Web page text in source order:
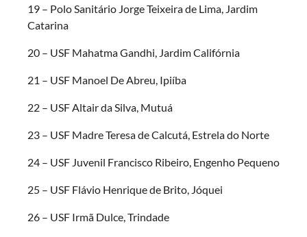
19 – Polo Sanitário Jorge Teixeira de Lima, Jardim
Catarina
20 – USF Mahatma Gandhi, Jardim Califórnia
21 – USF Manoel De Abreu, Ipiíba
22 – USF Altair da Silva, Mutuá
23 – USF Madre Teresa de Calcutá, Estrela do Norte
24 – USF Juvenil Francisco Ribeiro, Engenho Pequeno
25 – USF Flávio Henrique de Brito, Jóquei
26 – USF Irmã Dulce, Trindade